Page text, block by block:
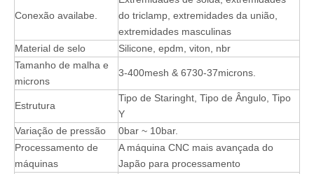
Conexão availabe.
do triclamp, extremidades da união,
extremidades masculinas
Material de selo
Silicone, epdm, viton, nbr
Tamanho de malha e
microns
3-400mesh & 6730-37microns.
Estrutura
Tipo de Staringht, Tipo de Ângulo, Tipo
Y
Variação de pressão
0bar ~ 10bar.
Processamento de
máquinas
A máquina CNC mais avançada do
Japão para processamento